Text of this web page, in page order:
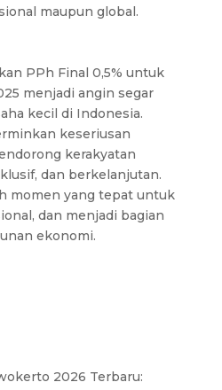
maupun global.
PPh Final 0,5% untuk
menjadi angin segar
kecil di Indonesia.
keseriusan
kerakyatan
dan berkelanjutan.
momen yang tepat untuk
dan menjadi bagian
ekonomi.
2026 Terbaru: